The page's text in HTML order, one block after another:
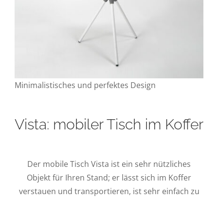
Minimalistisches und perfektes Design
Vista: mobiler Tisch im Koffer
Der mobile Tisch Vista ist ein sehr nützliches
Objekt für Ihren Stand; er lässt sich im Koffer
verstauen und transportieren, ist sehr einfach zu